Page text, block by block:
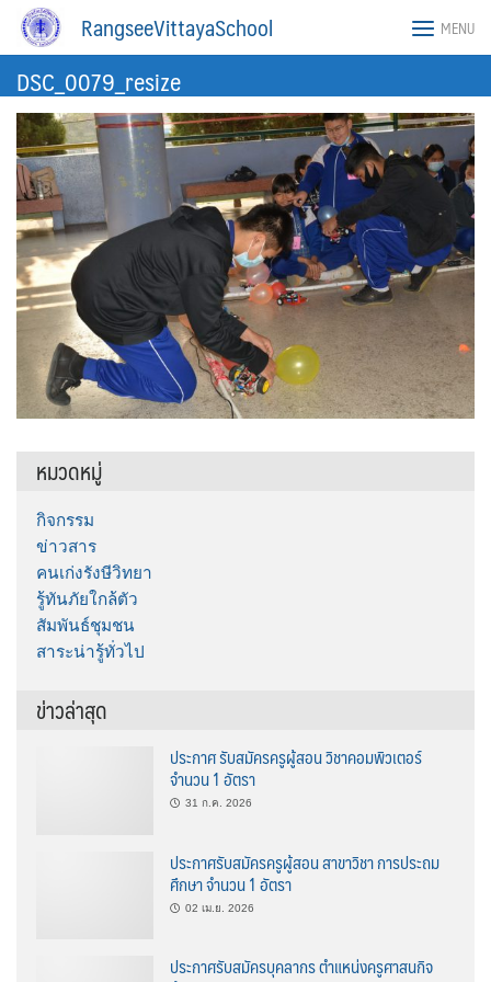
Skip
RangseeVittayaSchool MENU
DSC_0079_resize
หมวดหมู่
กิจกรรม
ข่าวสาร
คนเก่งรังษีวิทยา
รู้ทันภัยใกล้ตัว
สัมพันธ์ชุมชน
สาระน่ารู้ทั่วไป
ข่าวล่าสุด
ประกาศ รับสมัครครูผู้สอน วิชาคอมพิวเตอร์
จำนวน 1 อัตรา
31 ก.ค. 2026
ประกาศรับสมัครครูผู้สอน สาขาวิชา การประถม
ศึกษา จำนวน 1 อัตรา
02 เม.ย. 2026
ประกาศรับสมัครบุคลากร ตำแหน่งครูศาสนกิจ